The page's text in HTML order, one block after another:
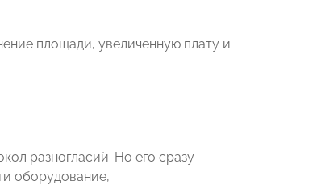
площади, увеличенную плату и
разногласий. Но его сразу
оборудование,